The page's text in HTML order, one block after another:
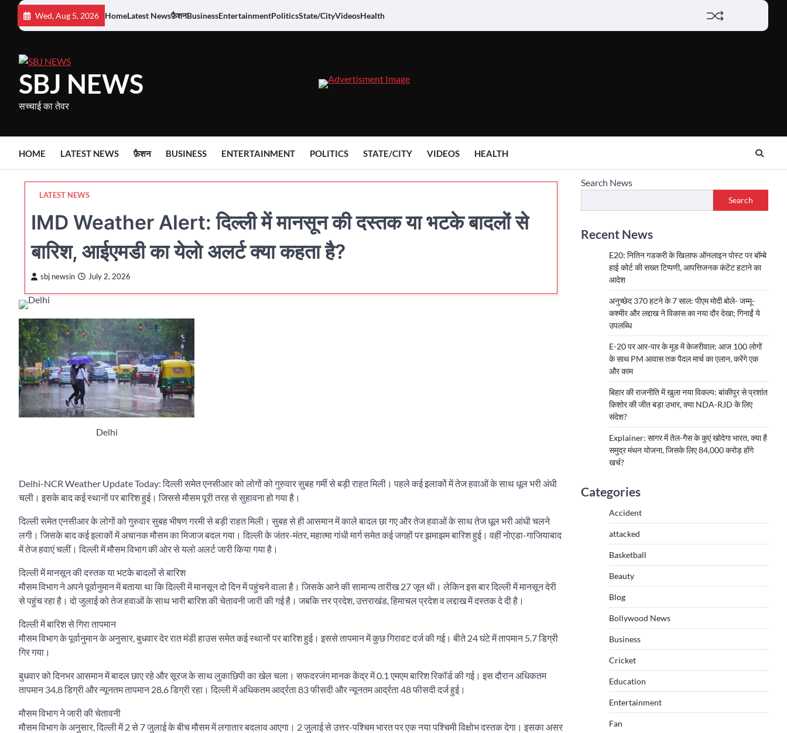
content
Wed, Aug 5, 2026 HomeLatest Newsफ़ैशनBusinessEntertainmentPoliticsState/CityVideosHealth
SBJ NEWS
सच्चाई का तेवर
HOME LATEST NEWS फ़ैशन BUSINESS ENTERTAINMENT POLITICS STATE/CITY VIDEOS HEALTH
LATEST NEWS
IMD Weather Alert: दिल्ली में मानसून की दस्तक या भटके बादलों से
बारिश, आईएमडी का येलाे अलर्ट क्या कहता है?
sbj newsin July 2, 2026
Delhi
Delhi-NCR Weather Update Today: दिल्ली समेत एनसीआर को लोगों को गुरुवार सुबह गर्मी से बड़ी राहत मिली। पहले कई इलाकों में तेज हवाओं के साथ धूल भरी अंधी
चली। इसके बाद कई स्थानों पर बारिश हुई। जिससे मौसम पूरी तरह से सुहावना हो गया है।
दिल्ली समेत एनसीआर के लोगों को गुरुवार सुबह भीषण गरमी से बड़ी राहत मिली। सुबह से ही आसमान में काले बादल छा गए और तेज हवाओं के साथ तेज धूल भरी आंधी चलने
लगी। जिसके बाद कई इलाकों में अचानक मौसम का मिजाज बदल गया। दिल्ली के जंतर-मंतर, महात्मा गांधी मार्ग समेत कई जगहों पर झमाझम बारिश हुई। वहीं नोएडा-गाजियाबाद
में तेज हवाएं चलीं। दिल्ली में मौसम विभाग की ओर से यलो अलर्ट जारी किया गया है।
दिल्ली में मानसून की दस्तक या भटके बादलों से बारिश
मौसम विभाग ने अपने पूर्वानुमान में बताया था कि दिल्ली में मानसून दो दिन में पहुंचने वाला है। जिसके आने की सामान्य तारीख 27 जून थी। लेकिन इस बार दिल्ली में मानसून देरी
से पहुंच रहा है। दो जुलाई को तेज हवाओं के साथ भारी बारिश की चेतावनी जारी की गई है। जबकि त्तर प्रदेश, उत्तराखंड, हिमाचल प्रदेश व लद्दाख में दस्तक दे दी है।
दिल्ली में बारिश से गिरा तापमान
मौसम विभाग के पूर्वानुमान के अनुसार, बुधवार देर रात मंडी हाउस समेत कई स्थानों पर बारिश हुई। इससे तापमान में कुछ गिरावट दर्ज की गई। बीते 24 घंटे में तापमान 5.7 डिग्री
गिर गया।
बुधवार को दिनभर आसमान में बादल छाए रहे और सूरज के साथ लुकाछिपी का खेल चला। सफदरजंग मानक केंद्र में 0.1 एमएम बारिश रिकॉर्ड की गई। इस दौरान अधिकतम
तापमान 34.8 डिग्री और न्यूनतम तापमान 28.6 डिग्री रहा। दिल्ली में अधिकतम आर्द्रता 83 फीसदी और न्यूनतम आर्द्रता 48 फीसदी दर्ज हुई।
मौसम विभाग ने जारी की चेतावनी
मौसम विभाग के अनुसार, दिल्ली में 2 से 7 जुलाई के बीच मौसम में लगातार बदलाव आएगा। 2 जुलाई से उत्तर-पश्चिम भारत पर एक नया पश्चिमी विक्षोभ दस्तक देगा। इसका असर
Search News
Search
Recent News
E20: नितिन गडकरी के खिलाफ ऑनलाइन पोस्ट पर बॉम्बे
हाई कोर्ट की सख्त टिप्पणी, आपत्तिजनक कंटेंट हटाने का
आदेश
अनुच्छेद 370 हटने के 7 साल: पीएम मोदी बोले- जम्मू-
कश्मीर और लद्दाख ने विकास का नया दौर देखा; गिनाईं ये
उपलब्धि
E-20 पर आर-पार के मूड में केजरीवाल: आज 100 लोगों
के साथ PM आवास तक पैदल मार्च का एलान, करेंगे एक
और काम
बिहार की राजनीति में खुला नया विकल्प: बांकीपुर से प्रशांत
किशोर की जीत बड़ा उभार, क्या NDA-RJD के लिए
संदेश?
Explainer: सागर में तेल-गैस के कुएं खोदेगा भारत, क्या है
समुद्र मंथन योजना, जिसके लिए 84,000 करोड़ होंगे
खर्च?
Categories
Accident
attacked
Basketball
Beauty
Blog
Bollywood News
Business
Cricket
Education
Entertainment
Fan